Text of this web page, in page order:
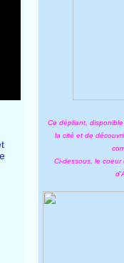
Ce dépliant,
la cité et de
Ci-dessous, le